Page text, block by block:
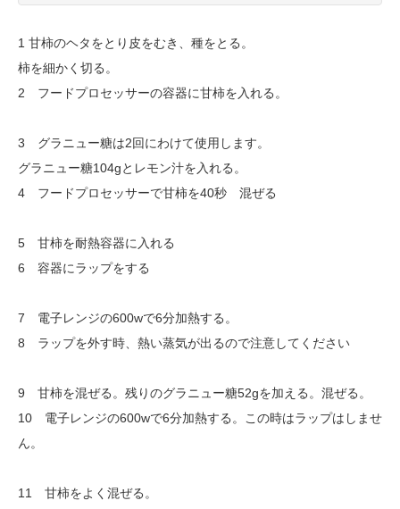
1 甘柿のヘタをとり皮をむき、種をとる。
柿を細かく切る。
2 フードプロセッサーの容器に甘柿を入れる。
3 グラニュー糖は2回にわけて使用します。
グラニュー糖104gとレモン汁を入れる。
4 フードプロセッサーで甘柿を40秒 混ぜる
5 甘柿を耐熱容器に入れる
6 容器にラップをする
7 電子レンジの600wで6分加熱する。
8 ラップを外す時、熱い蒸気が出るので注意してください
9 甘柿を混ぜる。残りのグラニュー糖52gを加える。混ぜる。
10 電子レンジの600wで6分加熱する。この時はラップはしませ
ん。
11 甘柿をよく混ぜる。